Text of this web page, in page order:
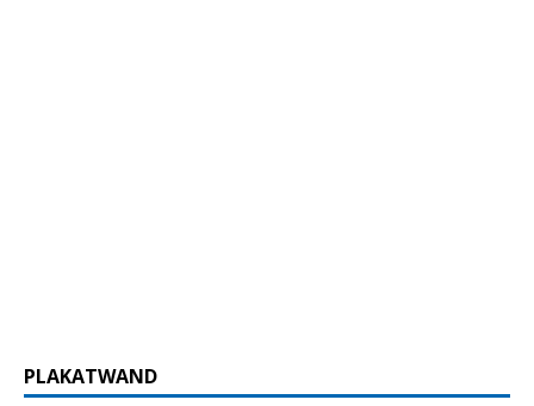
PLAKATWAND